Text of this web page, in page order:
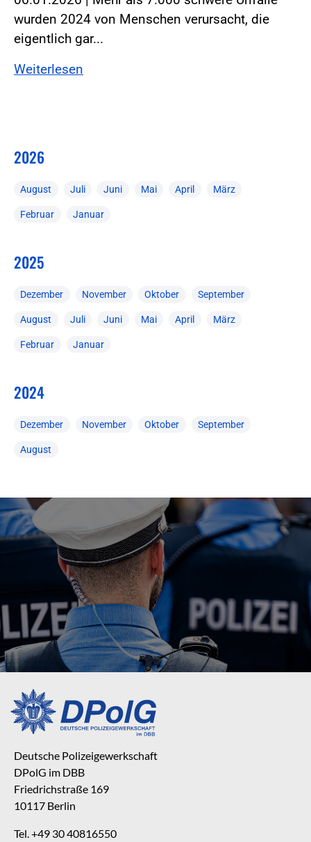
wurden 2024 von Menschen verursacht, die
eigentlich gar...
Weiterlesen
2026
August Juli Juni Mai April März
Februar Januar
2025
Dezember November Oktober September
August Juli Juni Mai April März
Februar Januar
2024
Dezember November Oktober September
August
Deutsche Polizeigewerkschaft
DPolG im DBB
Friedrichstraße 169
10117 Berlin
Tel. +49 30 40816550